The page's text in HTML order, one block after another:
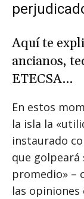
Aquí te
ancianos,
ETECSA…
En estos
la isla la
instaurado
que golpeará
promedio» –
las